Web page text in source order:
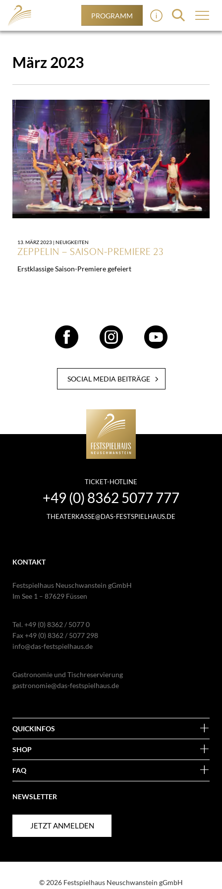
PROGRAMM
März 2023
13. MÄRZ 2023 | NEUIGKEITEN
ZEPPELIN – SAISON-PREMIERE 23
Erstklassige Saison-Premiere gefeiert
SOCIAL MEDIA BEITRÄGE
TICKET-HOTLINE
+49 (0) 8362 5077 777
THEATERKASSE@DAS-FESTSPIELHAUS.DE
KONTAKT
Festspielhaus Neuschwanstein gGmbH
Im See 1 – 87629 Füssen
Tel. +49 (0) 8362 / 5077 0
Fax +49 (0) 8362 / 5077 298
info@das-festspielhaus.de
Gastronomie und Tischreservierung
gastronomie@das-festspielhaus.de
QUICKINFOS
SHOP
FAQ
NEWSLETTER
JETZT ANMELDEN
© 2026 Festspielhaus Neuschwanstein gGmbH